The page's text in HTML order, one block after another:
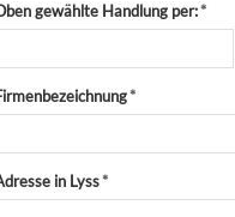
gewählte Handlung per:*
*
in Lyss*